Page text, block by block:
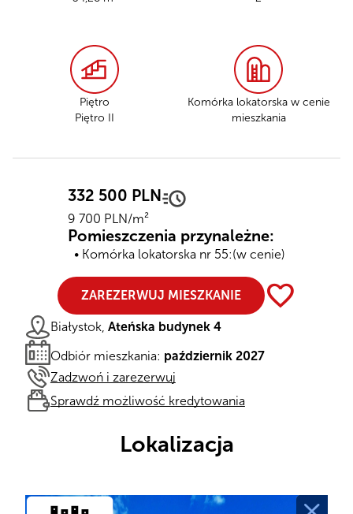
Piętro
Piętro II
Komórka lokatorska w cenie
mieszkania
332 500 PLN
9 700 PLN/m²
Pomieszczenia przynależne:
Komórka lokatorska nr 55:(w cenie)
ZAREZERWUJ MIESZKANIE favorite
Białystok, Ateńska budynek 4
Odbiór mieszkania: październik 2027
Zadzwoń i zarezerwuj
Sprawdź możliwość kredytowania
Lokalizacja